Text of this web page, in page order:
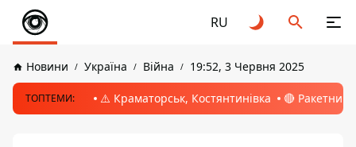
RU
Новини Україна Війна 19:52, 3 Червня 2025
ТОПТЕМИ: ⚠️ Краматорськ, Костянтинівка 🔴 Ракетний